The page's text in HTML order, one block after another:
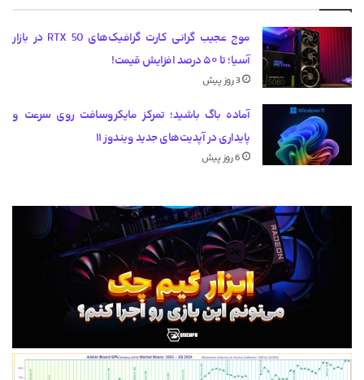
موج عجیب گرانی کارت گرافیک‌های RTX 50 در بازار
آسیا؛ تا ۵۰ درصد افزایش قیمت!
3 روز پیش
آماده باگ باشید؛ تمرکز مایکروسافت روی سرعت و
پایداری در آپدیت‌های جدید ویندوز ۱۱
6 روز پیش